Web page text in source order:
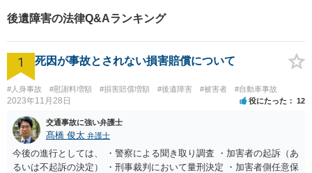
を心がけております。【完全
個室】【法テラス利用可】
後遺障害の法律Q&Aランキング
1 死因が事故とされない損害賠償について
#人身事故 #慰謝料増額 #損害賠償増額 #後遺障害 #被害者 #自動車事故
2023年11月28日 役にたった 12
交通事故に強い弁護士
髙橋 俊太 弁護士
今後の進行としては、 ・警察による聞き取り調査 ・加害者の起訴（あ
るいは不起訴の決定） ・刑事裁判において量刑決定 ・加害者側任意保